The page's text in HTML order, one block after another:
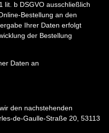
lit. b DSGVO ausschließlich
Bestellung an den
Ihrer Daten erfolgt
der Bestellung
Daten an
den nachstehenden
de-Gaulle-Straße 20, 53113